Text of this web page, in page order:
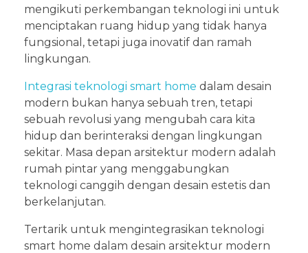
mengikuti perkembangan teknologi ini untuk
menciptakan ruang hidup yang tidak hanya
fungsional, tetapi juga inovatif dan ramah
lingkungan.
Integrasi teknologi smart home dalam desain
modern bukan hanya sebuah tren, tetapi
sebuah revolusi yang mengubah cara kita
hidup dan berinteraksi dengan lingkungan
sekitar. Masa depan arsitektur modern adalah
rumah pintar yang menggabungkan
teknologi canggih dengan desain estetis dan
berkelanjutan.
Tertarik untuk mengintegrasikan teknologi
smart home dalam desain arsitektur modern